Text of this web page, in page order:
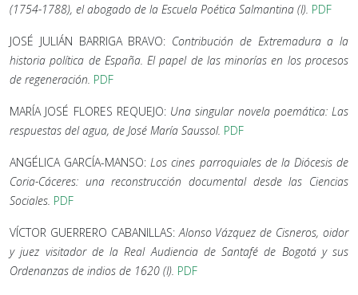
(1754-1788), el abogado de la Escuela Poética Salmantina (I) PDF
JOSÉ JULIÁN BARRIGA BRAVO: Contribución de Extremadura a la
historia política de España. El papel de las minorías en los procesos
de regeneración PDF
MARÍA JOSÉ FLORES REQUEJO: Una singular novela poemática: Las
respuestas del agua, de José María Saussol. PDF
ANGÉLICA GARCÍA-MANSO: Los cines parroquiales de la Diócesis de
Coria-Cáceres: una reconstrucción documental desde las Ciencias
Sociales PDF
VÍCTOR GUERRERO CABANILLAS: Alonso Vázquez de Cisneros, oidor
y juez visitador de la Real Audiencia de Santafé de Bogotá y sus
Ordenanzas de indios de 1620 (I) PDF